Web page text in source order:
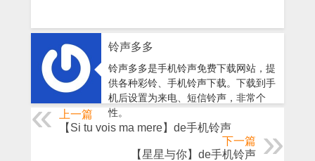
铃声多多
铃声多多是手机铃声免费下载网站，提
供各种彩铃、手机铃声下载。下载到手
机后设置为来电、短信铃声，非常个
性。
上一篇
【Si tu vois ma mere】de手机铃声
下一篇
【星星与你】de手机铃声